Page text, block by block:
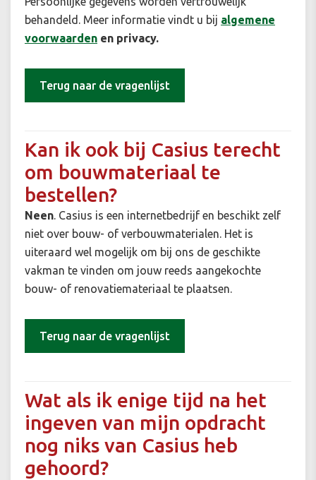
behandeld. Meer informatie vindt u bij algemene
voorwaarden en privacy.
Terug naar de vragenlijst
Kan ik ook bij Casius terecht
om bouwmateriaal te
bestellen?
Neen. Casius is een internetbedrijf en beschikt zelf
niet over bouw- of verbouwmaterialen. Het is
uiteraard wel mogelijk om bij ons de geschikte
vakman te vinden om jouw reeds aangekochte
bouw- of renovatiemateriaal te plaatsen.
Terug naar de vragenlijst
Wat als ik enige tijd na het
ingeven van mijn opdracht
nog niks van Casius heb
gehoord?